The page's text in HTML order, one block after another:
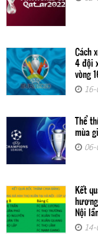
Cách
4 đội
vòng
Thể
mùa
Kết
Nội